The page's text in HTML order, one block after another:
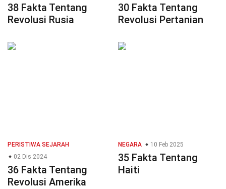
38 Fakta Tentang
Revolusi Rusia
30 Fakta Tentang
Revolusi Pertanian
PERISTIWA SEJARAH
02 Dis 2024
36 Fakta Tentang
Revolusi Amerika
NEGARA 10 Feb 2025
35 Fakta Tentang
Haiti